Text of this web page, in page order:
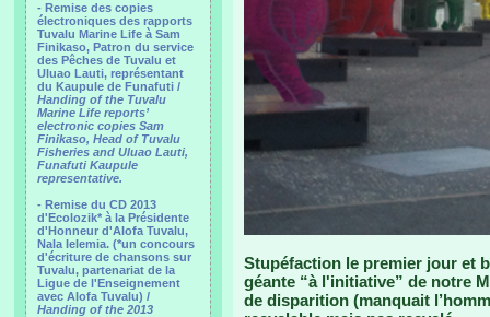
- Remise des copies
électroniques des rapports
Tuvalu Marine Life à Sam
Finikaso, Patron du service
des Pêches de Tuvalu et
Uluao Lauti, représentant
du Kaupule de Funafuti /
Handing of the Tuvalu
Marine Life reports’
electronic copies Sam
Finikaso, Head of Tuvalu
Fisheries and Uluao Lauti,
Funafuti Kaupule
representative.
- Remise du CD 2013
d'Ecolozik* à la Présidente
d'Honneur d'Alofa Tuvalu,
Nala Ielemia. (*un concours
d'écriture de chansons sur
Tuvalu, partenariat de la
Ligue de l'Enseignement
avec Alofa Tuvalu) /
Handing of the 2013
Stupéfaction le premier jour et
géante “à l'initiative” de notre
de disparition (manquait